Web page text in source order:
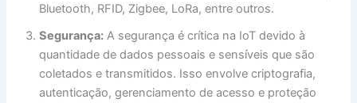
Bluetooth, RFID, Zigbee, LoRa, entre outros.
Segurança: A segurança é crítica na IoT devido à
quantidade de dados pessoais e sensíveis que são
coletados e transmitidos. Isso envolve criptografia,
autenticação, gerenciamento de acesso e proteção